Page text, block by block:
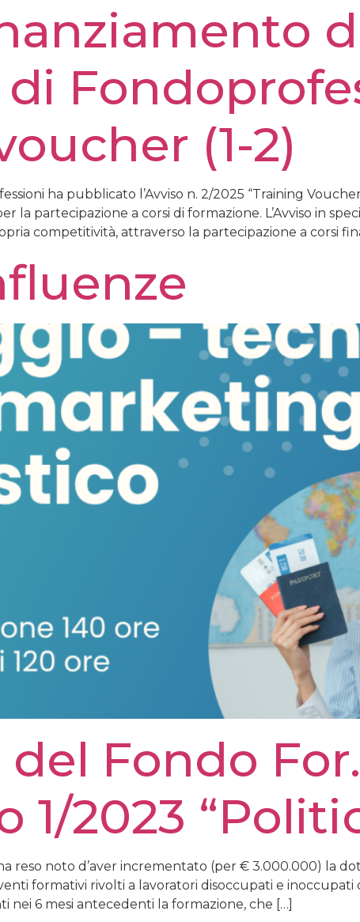
(1-2)
ha pubblicato l’Avviso n. 2/2025 “Training
partecipazione a corsi di formazione. L’Avviso in
competitività, attraverso la partecipazione a corsi
Fondo
1/2023
reso noto d’aver incrementato (per € 3.000.000) la
formativi rivolti a lavoratori disoccupati e
nei 6 mesi antecedenti la formazione, che […]